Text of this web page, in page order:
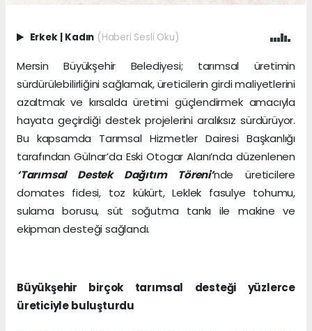
Erkek | Kadın (Haberi Sesli Oku)
Mersin Büyükşehir Belediyesi; tarımsal üretimin
sürdürülebilirliğini sağlamak, üreticilerin girdi maliyetlerini
azaltmak ve kırsalda üretimi güçlendirmek amacıyla
hayata geçirdiği destek projelerini aralıksız sürdürüyor.
Bu kapsamda Tarımsal Hizmetler Dairesi Başkanlığı
tarafından Gülnar’da Eski Otogar Alanı’nda düzenlenen
‘Tarımsal Destek Dağıtım Töreni’nde üreticilere
domates fidesi, toz kükürt, Leklek fasulye tohumu,
sulama borusu, süt soğutma tankı ile makine ve
ekipman desteği sağlandı.
Büyükşehir birçok tarımsal desteği yüzlerce
üreticiyle buluşturdu